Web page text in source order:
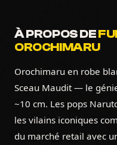
À PROPOS DE
OROCHIMARU
Orochimaru en robe
Sceau Maudit — le
~10 cm. Les pops
les vilains iconiques
du marché retail avec